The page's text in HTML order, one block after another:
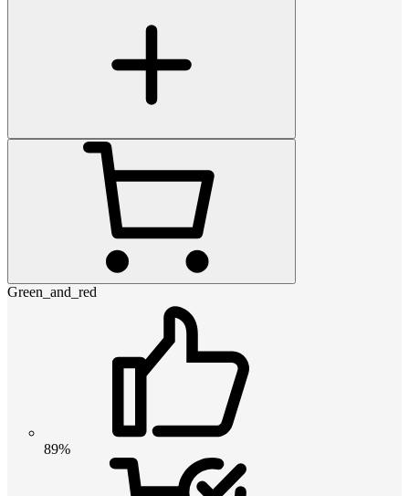
Green_and_red
89%